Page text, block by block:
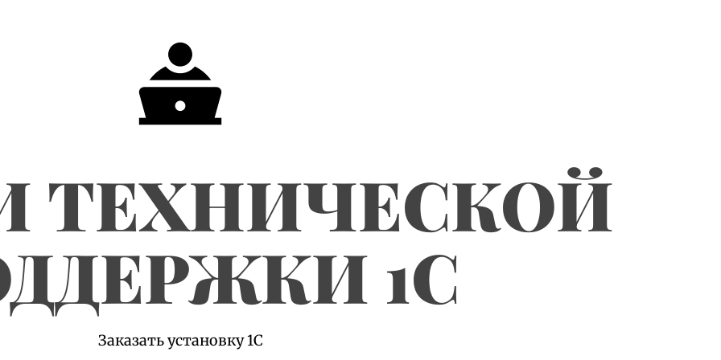
ТЕХНИЧЕСКОЙ
1С
Заказать установку 1С